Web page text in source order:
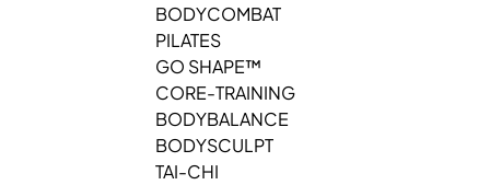
BODYCOMBAT
PILATES
GO SHAPE™
CORE-TRAINING
BODYBALANCE
BODYSCULPT
TAI-CHI